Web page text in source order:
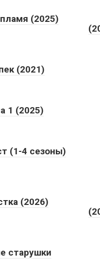
(2025)
(2021)
1 (2025)
(1-4 сезоны)
(2026)
старушки